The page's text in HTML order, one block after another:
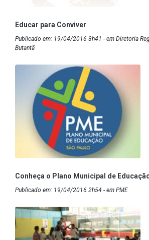
Educar para Conviver
Publicado em: 19/04/2016 3h41 - em Diretoria
Butantã
Conheça o Plano Municipal de
Publicado em: 19/04/2016 2h54 - em PME